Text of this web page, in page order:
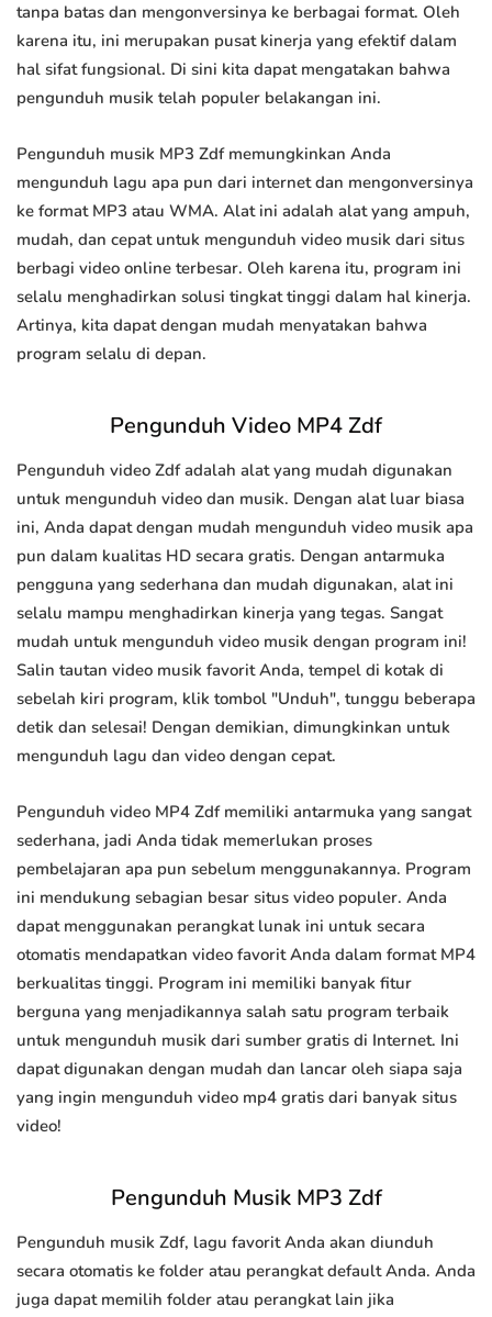
tanpa batas dan mengonversinya ke berbagai format. Oleh
karena itu, ini merupakan pusat kinerja yang efektif dalam
hal sifat fungsional. Di sini kita dapat mengatakan bahwa
pengunduh musik telah populer belakangan ini.
Pengunduh musik MP3 Zdf memungkinkan Anda
mengunduh lagu apa pun dari internet dan mengonversinya
ke format MP3 atau WMA. Alat ini adalah alat yang ampuh,
mudah, dan cepat untuk mengunduh video musik dari situs
berbagi video online terbesar. Oleh karena itu, program ini
selalu menghadirkan solusi tingkat tinggi dalam hal kinerja.
Artinya, kita dapat dengan mudah menyatakan bahwa
program selalu di depan.
Pengunduh Video MP4 Zdf
Pengunduh video Zdf adalah alat yang mudah digunakan
untuk mengunduh video dan musik. Dengan alat luar biasa
ini, Anda dapat dengan mudah mengunduh video musik apa
pun dalam kualitas HD secara gratis. Dengan antarmuka
pengguna yang sederhana dan mudah digunakan, alat ini
selalu mampu menghadirkan kinerja yang tegas. Sangat
mudah untuk mengunduh video musik dengan program ini!
Salin tautan video musik favorit Anda, tempel di kotak di
sebelah kiri program, klik tombol "Unduh", tunggu beberapa
detik dan selesai! Dengan demikian, dimungkinkan untuk
mengunduh lagu dan video dengan cepat.
Pengunduh video MP4 Zdf memiliki antarmuka yang sangat
sederhana, jadi Anda tidak memerlukan proses
pembelajaran apa pun sebelum menggunakannya. Program
ini mendukung sebagian besar situs video populer. Anda
dapat menggunakan perangkat lunak ini untuk secara
otomatis mendapatkan video favorit Anda dalam format MP4
berkualitas tinggi. Program ini memiliki banyak fitur
berguna yang menjadikannya salah satu program terbaik
untuk mengunduh musik dari sumber gratis di Internet. Ini
dapat digunakan dengan mudah dan lancar oleh siapa saja
yang ingin mengunduh video mp4 gratis dari banyak situs
video!
Pengunduh Musik MP3 Zdf
Pengunduh musik Zdf, lagu favorit Anda akan diunduh
secara otomatis ke folder atau perangkat default Anda. Anda
juga dapat memilih folder atau perangkat lain jika